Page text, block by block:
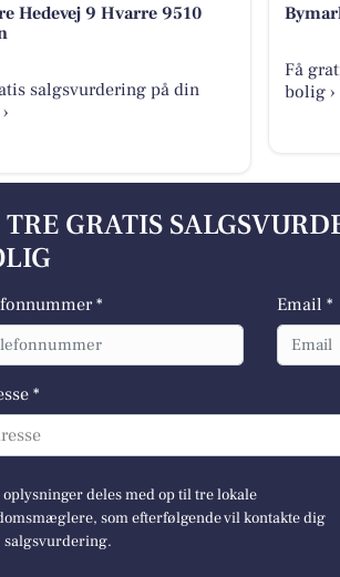
Hedevej 9 Hvarre 9510
salgsvurdering på din
Få
bolig ›
TRE GRATIS
* Email *
*
deles med op til tre lokale
som efterfølgende vil kontakte dig
salgsvurdering.